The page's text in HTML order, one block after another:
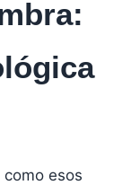
esos